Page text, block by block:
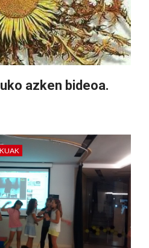
azken bideoa.